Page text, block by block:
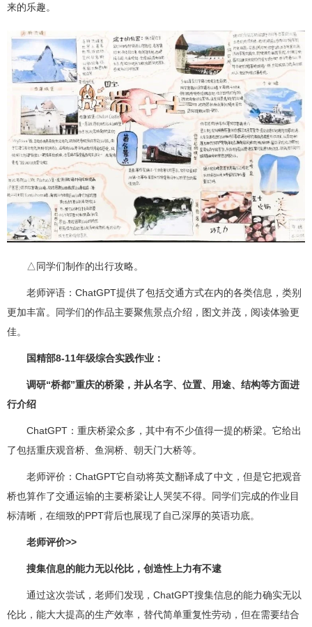
来的乐趣。
△同学们制作的出行攻略。
老师评语：ChatGPT提供了包括交通方式在内的各类信息，类别
更加丰富。同学们的作品主要聚焦景点介绍，图文并茂，阅读体验更
佳。
国精部8-11年级综合实践作业：
调研“桥都”重庆的桥梁，并从名字、位置、用途、结构等方面进
行介绍
ChatGPT：重庆桥梁众多，其中有不少值得一提的桥梁。它给出
了包括重庆观音桥、鱼洞桥、朝天门大桥等。
老师评价：ChatGPT它自动将英文翻译成了中文，但是它把观音
桥也算作了交通运输的主要桥梁让人哭笑不得。同学们完成的作业目
标清晰，在细致的PPT背后也展现了自己深厚的英语功底。
老师评价>>
搜集信息的能力无以伦比，创造性上力有不逮
通过这次尝试，老师们发现，ChatGPT搜集信息的能力确实无以
伦比，能大大提高的生产效率，替代简单重复性劳动，但在需要结合